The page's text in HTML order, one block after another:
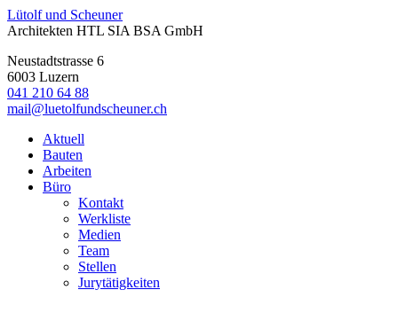
Lütolf und Scheuner
Architekten HTL SIA BSA GmbH
Neustadtstrasse 6
6003 Luzern
041 210 64 88
mail@luetolfundscheuner.ch
Aktuell
Bauten
Arbeiten
Büro
Kontakt
Werkliste
Medien
Team
Stellen
Jurytätigkeiten